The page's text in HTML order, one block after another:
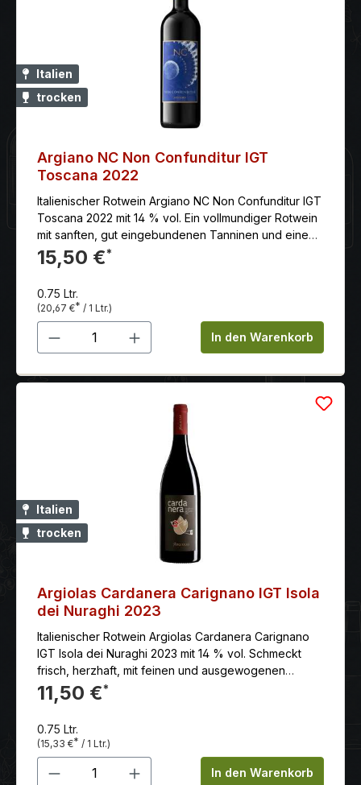
Italien
trocken
Argiano NC Non Confunditur IGT
Toscana 2022
Italienischer Rotwein Argiano NC Non Confunditur IGT
Toscana 2022 mit 14 % vol. Ein vollmundiger Rotwein
mit sanften, gut eingebundenen Tanninen und einem
langen Abgang. Ein Aromen-Spiel von roten Beeren
gepaart mit einer angenehmen Röstnoten.
15,50 €*
0.75 Ltr.
(20,67 €* / 1 Ltr.)
Produkt Anzahl: Gib denIn den Warenkorb
Italien
trocken
Argiolas Cardanera Carignano IGT Isola
dei Nuraghi 2023
Italienischer Rotwein Argiolas Cardanera Carignano
IGT Isola dei Nuraghi 2023 mit 14 % vol. Schmeckt
frisch, herzhaft, mit feinen und ausgewogenen
Tanninen
11,50 €*
0.75 Ltr.
(15,33 €* / 1 Ltr.)
Produkt Anzahl: Gib denIn den Warenkorb